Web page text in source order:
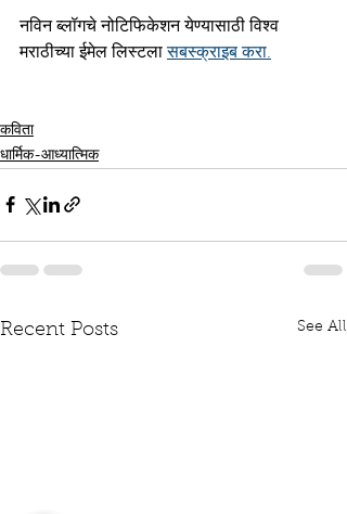
नविन ब्लॉगचे नोटिफिकेशन येण्यासाठी विश्व
मराठीच्या ईमेल लिस्टला सबस्क्राइब करा.
कविता
धार्मिक-आध्यात्मिक
Recent Posts See All